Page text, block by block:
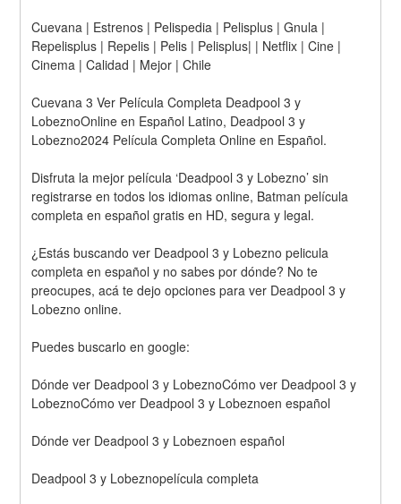
Cuevana | Estrenos | Pelispedia | Pelisplus | Gnula |
Repelisplus | Repelis | Pelis | Pelisplus| | Netflix | Cine |
Cinema | Calidad | Mejor | Chile
Cuevana 3 Ver Película Completa Deadpool 3 y
LobeznoOnline en Español Latino, Deadpool 3 y
Lobezno2024 Película Completa Online en Español.
Disfruta la mejor película ‘Deadpool 3 y Lobezno’ sin
registrarse en todos los idiomas online, Batman película
completa en español gratis en HD, segura y legal.
¿Estás buscando ver Deadpool 3 y Lobezno pelicula
completa en español y no sabes por dónde? No te
preocupes, acá te dejo opciones para ver Deadpool 3 y
Lobezno online.
Puedes buscarlo en google:
Dónde ver Deadpool 3 y LobeznoCómo ver Deadpool 3 y
LobeznoCómo ver Deadpool 3 y Lobeznoen español
Dónde ver Deadpool 3 y Lobeznoen español
Deadpool 3 y Lobeznopelícula completa